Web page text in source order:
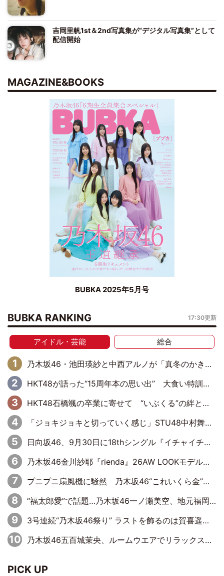
吉岡里帆1st＆2nd写真集が“デジタル写真集”として
配信開始
MAGAZINE&BOOKS
BUBKA 2025年5月号
BUBKA RANKING 17:30更新
アイドル・芸能 総合
乃木坂46・池田瑛紗と中西アルノが「真冬のかき氷」騒動で火花散らす！ 因縁の裏にあるのは、逆境をともに“凌”ぐ似た者同士の絆
HKT48が語った“15周年本の思い出” 大食い特訓・守護霊企画・制服グラビア…盛りだくさんの裏話
HKT48石橋颯の卒業に寄せて “いぶくる”の絆と後輩・龍頭綺音の決意
「ジョキジョキと切っていく感じ」STU48中村舞、新しい挑戦は自らの手で
日向坂46、9月30日に18thシングル『イチャイチャ虫』の発売決定！ フォーメーションは『日向坂で会いましょう』にて発表
乃木坂46金川紗耶『rienda』26AW LOOKモデルに就任
プニプニ扇風機に騒然 乃木坂46“これいくら金”延長中は今回もわちゃわちゃ全開
“福太郎愛”で話題…乃木坂46一ノ瀬美空、地元福岡『めんべい25周年トップサポーター』に就任
3号連続“乃木坂46祭り” ラストを飾るのは賀喜遥香…5年ぶりの登場に「5年分大人になった私を見ていただけたら」
乃木坂46五百城茉央、ルームウエアでリラックス「今回のグラビアを見て成長を感じていただけるとうれしい」
PICK UP